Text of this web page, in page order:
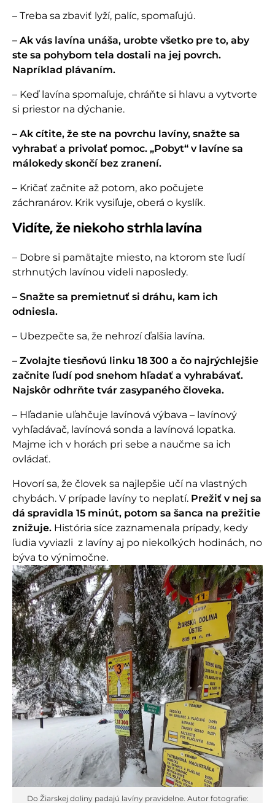
– Treba sa zbaviť lyží, palíc, spomaľujú.
– Ak vás lavína unáša, urobte všetko pre to, aby
ste sa pohybom tela dostali na jej povrch.
Napríklad plávaním.
– Keď lavína spomaľuje, chráňte si hlavu a vytvorte
si priestor na dýchanie.
– Ak cítite, že ste na povrchu lavíny, snažte sa
vyhrabať a privolať pomoc. „Pobyt“ v lavíne sa
málokedy skončí bez zranení.
– Kričať začnite až potom, ako počujete
záchranárov. Krik vysiľuje, oberá o kyslík.
Vidíte, že niekoho strhla lavína
– Dobre si pamätajte miesto, na ktorom ste ľudí
strhnutých lavínou videli naposledy.
– Snažte sa premietnuť si dráhu, kam ich
odniesla.
– Ubezpečte sa, že nehrozí ďalšia lavína.
– Zvolajte tiesňovú linku 18 300 a čo najrýchlejšie
začnite ľudí pod snehom hľadať a vyhrabávať.
Najskôr odhrňte tvár zasypaného človeka.
– Hľadanie uľahčuje lavínová výbava – lavínový
vyhľadávač, lavínová sonda a lavínová lopatka.
Majme ich v horách pri sebe a naučme sa ich
ovládať.
Hovorí sa, že človek sa najlepšie učí na vlastných
chybách. V prípade lavíny to neplatí. Prežiť v nej sa
dá spravidla 15 minút, potom sa šanca na prežitie
znižuje. História síce zaznamenala prípady, kedy
ľudia vyviazli z lavíny aj po niekoľkých hodinách, no
býva to výnimočne.
Do Žiarskej doliny padajú lavíny pravidelne. Autor fotografie: